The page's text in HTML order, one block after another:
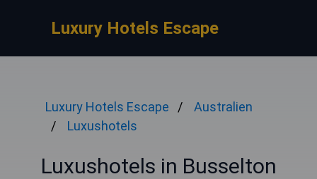
Luxury Hotels Escape
Luxury Hotels Escape
Australien
Luxushotels
Luxushotels in Busselton